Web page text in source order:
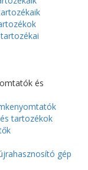
tartozékai
és
tartozékok
gép